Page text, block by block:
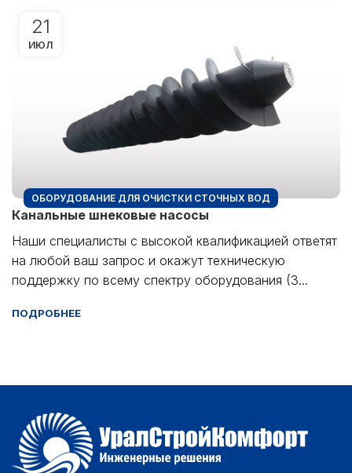
21
ИЮЛ
ОБОРУДОВАНИЕ ДЛЯ ОЧИСТКИ СТОЧНЫХ ВОД
Канальные шнековые насосы
Наши специалисты с высокой квалификацией ответят
на любой ваш запрос и окажут техническую
поддержку по всему спектру оборудования (3...
ПОДРОБНЕЕ